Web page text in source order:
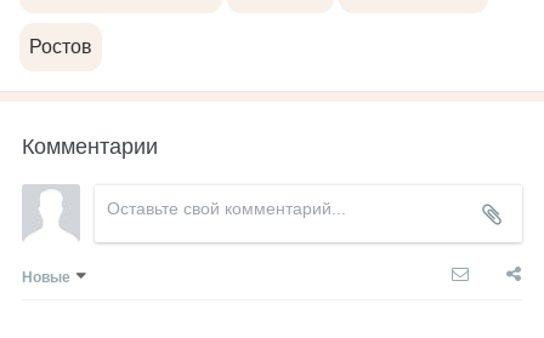
Ростов
Комментарии
Новые